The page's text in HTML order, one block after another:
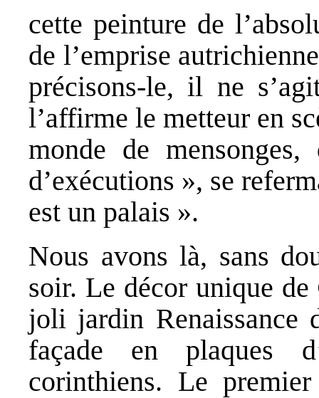
cette peinture de
de l’emprise
précisons-le, il ne
l’affirme le metteur en
monde de
d’exécutions », se
est un palais ».
Nous avons là, sans
soir. Le décor unique de
joli jardin Renaissance
façade en plaques
corinthiens. Le